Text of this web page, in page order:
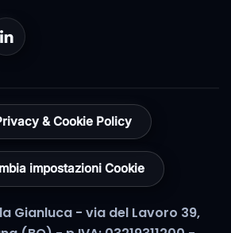
& Cookie Policy
impostazioni Cookie
Gianluca - via del Lavoro 39,